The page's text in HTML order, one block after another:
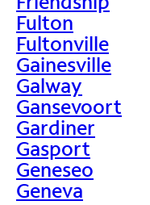
Fulton
Fultonville
Gainesville
Galway
Gansevoort
Gardiner
Gasport
Geneseo
Geneva